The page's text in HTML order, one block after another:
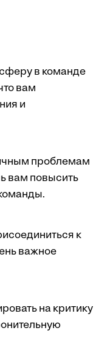
в команде
вам
и
проблемам
вам повысить
к
важное
на критику